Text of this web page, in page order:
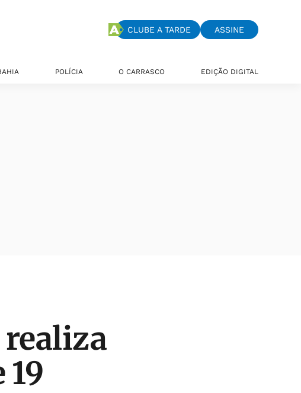
CLUBE A TARDE ASSINE
POLÍCIA O CARRASCO EDIÇÃO DIGITAL
realiza
19